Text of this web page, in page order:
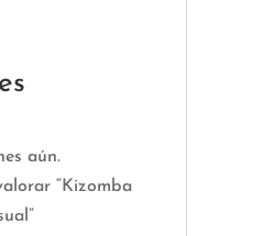
aún.
“Kizomba